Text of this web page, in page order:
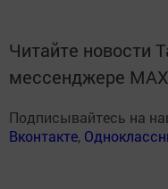
Читайте новости
мессенджере
Подписывайтесь на
Вконтакте,